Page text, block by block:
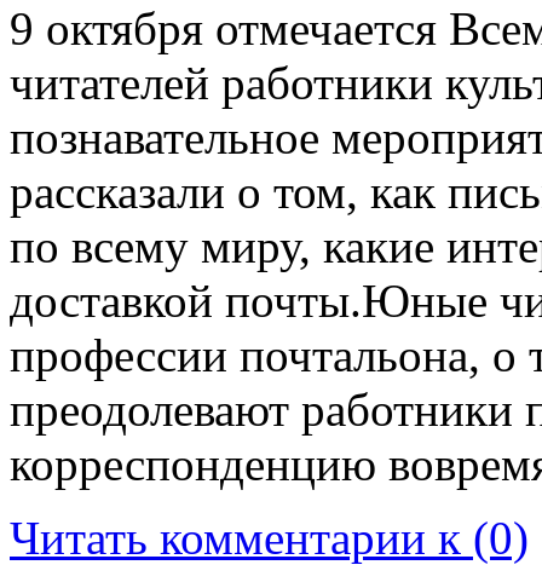
9 октября отмечается
читателей работники
познавательное
рассказали о том, как
по всему миру, какие
доставкой почты.Юные
профессии почтальона, о
преодолевают работники
корреспонденцию
Читать комментарии к (0)